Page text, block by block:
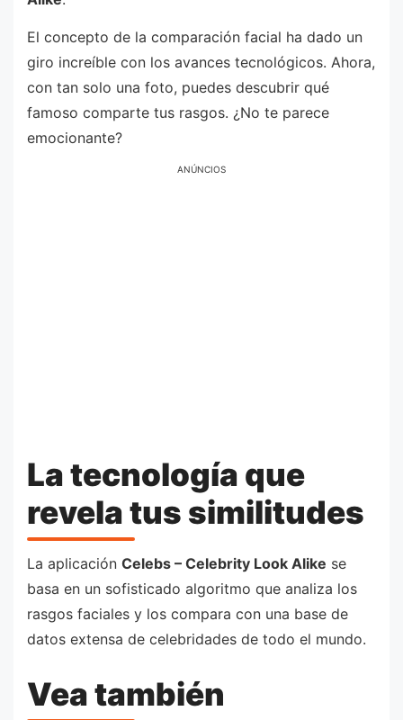
El concepto de la comparación facial ha dado un
giro increíble con los avances tecnológicos. Ahora,
con tan solo una foto, puedes descubrir qué
famoso comparte tus rasgos. ¿No te parece
emocionante?
ANÚNCIOS
La tecnología que
revela tus similitudes
La aplicación Celebs – Celebrity Look Alike se
basa en un sofisticado algoritmo que analiza los
rasgos faciales y los compara con una base de
datos extensa de celebridades de todo el mundo.
Vea también